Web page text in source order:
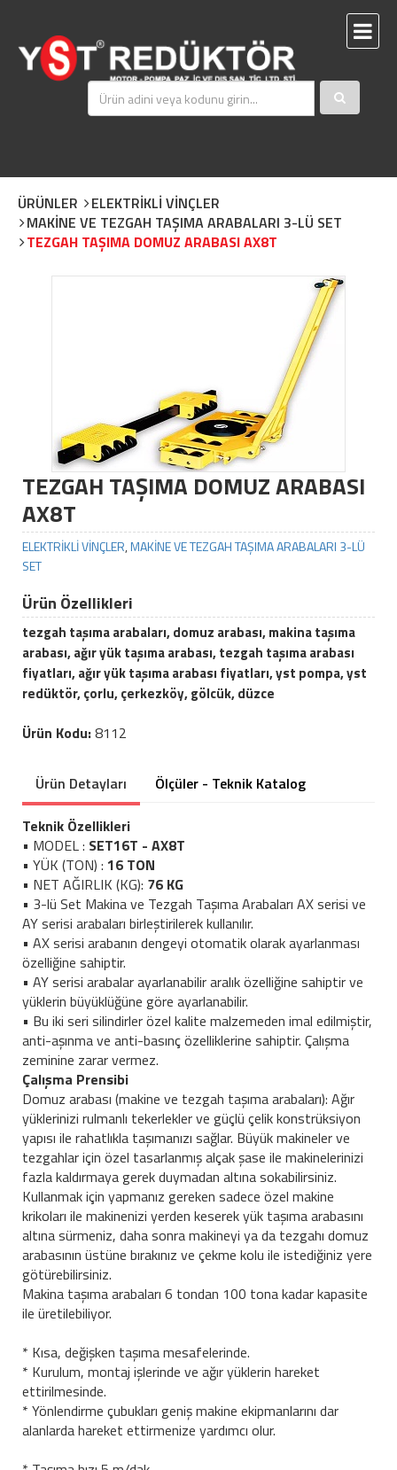
ÜRÜNLER
ELEKTRİKLİ VİNÇLER
MAKİNE VE TEZGAH TAŞIMA ARABALARI 3-LÜ SET
TEZGAH TAŞIMA DOMUZ ARABASI AX8T
TEZGAH TAŞIMA DOMUZ ARABASI
AX8T
ELEKTRİKLİ VİNÇLER,MAKİNE VE TEZGAH TAŞIMA ARABALARI 3-LÜ
SET
Ürün Özellikleri
tezgah taşıma arabaları, domuz arabası, makina taşıma
arabası, ağır yük taşıma arabası, tezgah taşıma arabası
fiyatları, ağır yük taşıma arabası fiyatları, yst pompa, yst
redüktör, çorlu, çerkezköy, gölcük, düzce
Ürün Kodu:8112
Ürün Detayları
Ölçüler - Teknik Katalog
Teknik Özellikleri
• MODEL : SET16T - AX8T
• YÜK (TON) : 16 TON
• NET AĞIRLIK (KG): 76 KG
• 3-lü Set Makina ve Tezgah Taşıma Arabaları AX serisi ve
AY serisi arabaları birleştirilerek kullanılır.
• AX serisi arabanın dengeyi otomatik olarak ayarlanması
özelliğine sahiptir.
• AY serisi arabalar ayarlanabilir aralık özelliğine sahiptir ve
yüklerin büyüklüğüne göre ayarlanabilir.
• Bu iki seri silindirler özel kalite malzemeden imal edilmiştir,
anti-aşınma ve anti-basınç özelliklerine sahiptir. Çalışma
zeminine zarar vermez.
Çalışma Prensibi
Domuz arabası (makine ve tezgah taşıma arabaları): Ağır
yüklerinizi rulmanlı tekerlekler ve güçlü çelik konstrüksiyon
yapısı ile rahatlıkla taşımanızı sağlar. Büyük makineler ve
tezgahlar için özel tasarlanmış alçak şase ile makinelerinizi
fazla kaldırmaya gerek duymadan altına sokabilirsiniz.
Kullanmak için yapmanız gereken sadece özel makine
krikoları ile makinenizi yerden keserek yük taşıma arabasını
altına sürmeniz, daha sonra makineyi ya da tezgahı domuz
arabasının üstüne bırakınız ve çekme kolu ile istediğiniz yere
götürebilirsiniz.
Makina taşıma arabaları 6 tondan 100 tona kadar kapasite
ile üretilebiliyor.
* Kısa, değişken taşıma mesafelerinde.
* Kurulum, montaj işlerinde ve ağır yüklerin hareket
ettirilmesinde.
* Yönlendirme çubukları geniş makine ekipmanlarını dar
alanlarda hareket ettirmenize yardımcı olur.